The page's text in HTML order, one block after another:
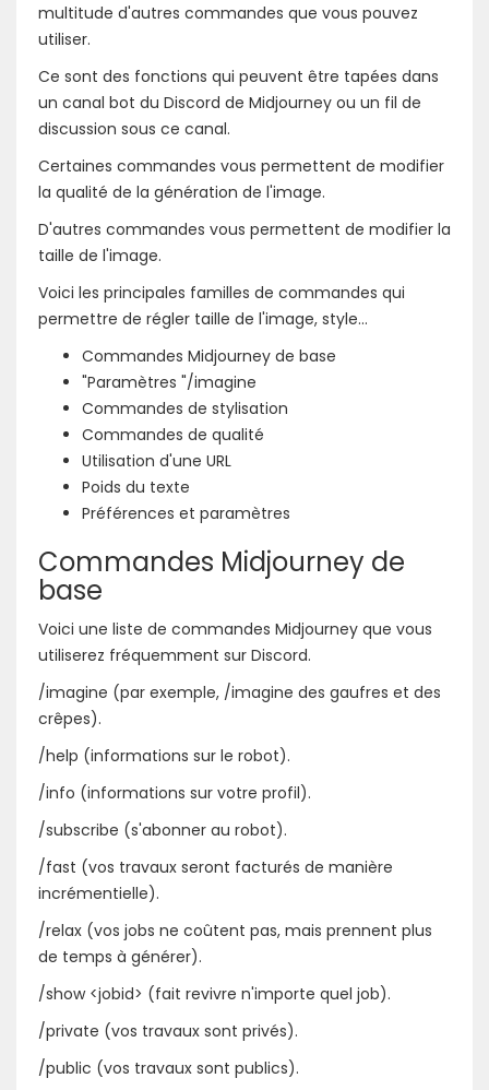
multitude d'autres commandes que vous pouvez
utiliser.
Ce sont des fonctions qui peuvent être tapées dans
un canal bot du Discord de Midjourney ou un fil de
discussion sous ce canal.
Certaines commandes vous permettent de modifier
la qualité de la génération de l'image.
D'autres commandes vous permettent de modifier la
taille de l'image.
Voici les principales familles de commandes qui
permettre de régler taille de l'image, style...
Commandes Midjourney de base
"Paramètres "/imagine
Commandes de stylisation
Commandes de qualité
Utilisation d'une URL
Poids du texte
Préférences et paramètres
Commandes Midjourney de
base
Voici une liste de commandes Midjourney que vous
utiliserez fréquemment sur Discord.
/imagine (par exemple, /imagine des gaufres et des
crêpes).
/help (informations sur le robot).
/info (informations sur votre profil).
/subscribe (s'abonner au robot).
/fast (vos travaux seront facturés de manière
incrémentielle).
/relax (vos jobs ne coûtent pas, mais prennent plus
de temps à générer).
/show <jobid> (fait revivre n'importe quel job).
/private (vos travaux sont privés).
/public (vos travaux sont publics).